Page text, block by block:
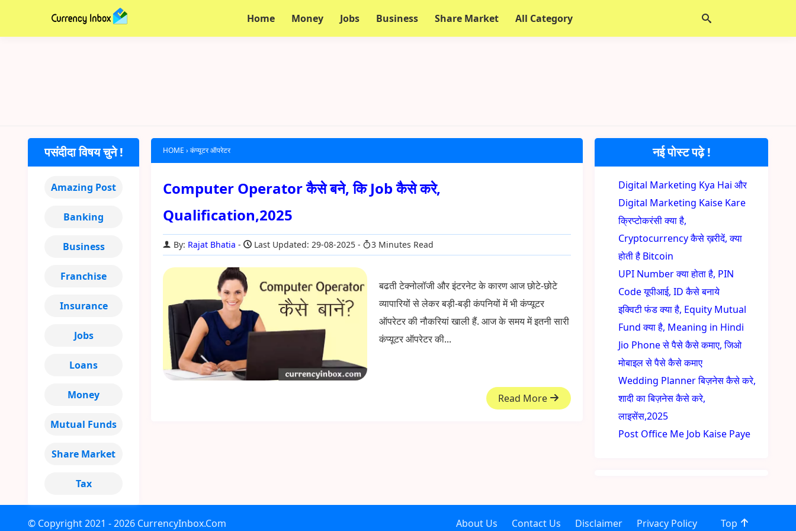
Home Money Jobs Business Share Market All Category
HOME ›कंप्यूटर ऑपरेटर
Computer Operator कैसे बने, कि Job कैसे करे,
Qualification,2025
By: Rajat Bhatia Last Updated: 29-08-2025 3 Minutes Read
बढती टेक्नोलॉजी और इंटरनेट के कारण आज छोटे-छोटे
व्यापारियों से लेकर बड़ी-बड़ी कंपनियों में भी कंप्यूटर
ऑपरेटर की नौकरियां खाली हैं. आज के समय में इतनी सारी
कंप्यूटर ऑपरेटर की...
Read More
नई पोस्ट पढ़े !
Digital Marketing Kya Hai और
Digital Marketing Kaise Kare
क्रिप्टोकरंसी क्या है,
Cryptocurrency कैसे ख़रीदें, क्या
होती है Bitcoin
UPI Number क्या होता है, PIN
Code यूपीआई, ID कैसे बनाये
इक्विटी फंड क्या है, Equity Mutual
Fund क्या है, Meaning in Hindi
Jio Phone से पैसे कैसे कमाए, जिओ
मोबाइल से पैसे कैसे कमाए
Wedding Planner बिज़नेस कैसे करे,
शादी का बिज़नेस कैसे करे,
लाइसेंस,2025
Post Office Me Job Kaise Paye
पसंदीदा विषय चुने !
Amazing Post
Banking
Business
Franchise
Insurance
Jobs
Loans
Money
Mutual Funds
Share Market
Tax
© Copyright2021 - 2026 CurrencyInbox.Com About Us Contact Us Disclaimer Privacy Policy Top